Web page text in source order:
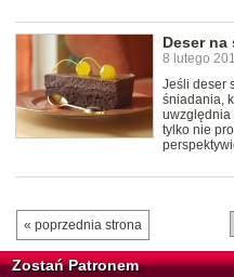
Deser
8 lutego
Jeśli deser
śniadania,
uwzględnia
tylko nie
« poprzednia strona
Zostań Patronem